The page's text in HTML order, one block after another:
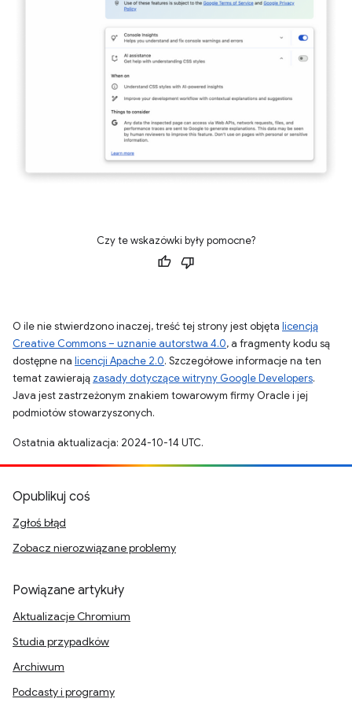
Czy te wskazówki były pomocne?
O ile nie stwierdzono inaczej, treść tej strony jest objęta licencją
Creative Commons – uznanie autorstwa 4.0, a fragmenty kodu są
dostępne na licencji Apache 2.0. Szczegółowe informacje na ten
temat zawierają zasady dotyczące witryny Google Developers.
Java jest zastrzeżonym znakiem towarowym firmy Oracle i jej
podmiotów stowarzyszonych.
Ostatnia aktualizacja: 2024-10-14 UTC.
Opublikuj coś
Zgłoś błąd
Zobacz nierozwiązane problemy
Powiązane artykuły
Aktualizacje Chromium
Studia przypadków
Archiwum
Podcasty i programy